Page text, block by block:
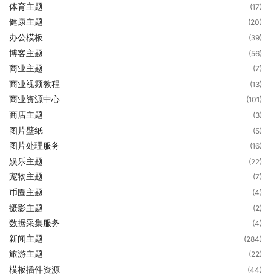
体育主题 (17)
健康主题 (20)
办公模板 (39)
博客主题 (56)
商业主题 (7)
商业视频教程 (13)
商业资源中心 (101)
商店主题 (3)
图片壁纸 (5)
图片处理服务 (16)
娱乐主题 (22)
宠物主题 (7)
币圈主题 (4)
摄影主题 (2)
数据采集服务 (4)
新闻主题 (284)
旅游主题 (22)
模板插件资源 (44)